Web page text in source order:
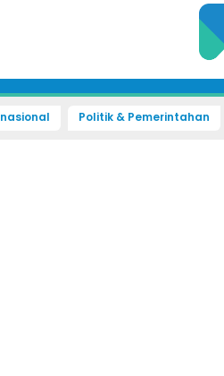
Politik & Pemerintahan